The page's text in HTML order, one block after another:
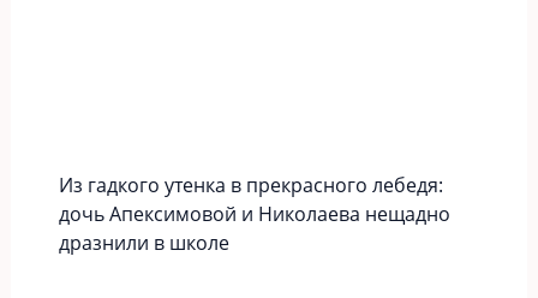
Из гадкого утенка в прекрасного лебедя:
дочь Апексимовой и Николаева нещадно
дразнили в школе